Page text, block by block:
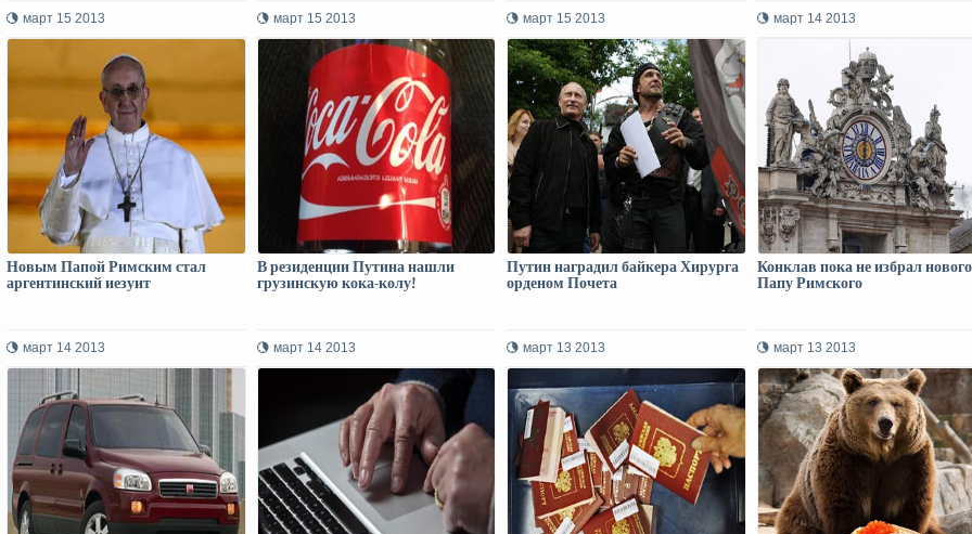
март 15 2013 март 15 2013 март 15 2013 март 14 2013
Новым Папой Римским стал
аргентинский иезуит
март 14 2013
В резиденции Путина нашли
грузинскую кока-колу!
март 14 2013
Путин наградил байкера Хирурга
орденом Почета
март 13 2013
Конклав пока не избрал нового
Папу Римского
март 13 2013